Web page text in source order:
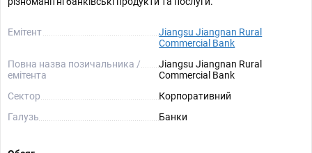
Емітент
Jiangsu Jiangnan Rural
Commercial Bank
Повна назва позичальника /
емітента
Jiangsu Jiangnan Rural
Commercial Bank
Сектор
Корпоративний
Галузь
Банки